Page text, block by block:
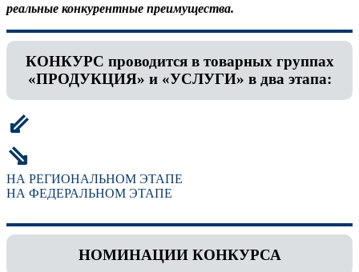
реальные конкурентные преимущества.
КОНКУРС проводится в товарных группах
«ПРОДУКЦИЯ» и «УСЛУГИ» в два этапа:
⇙
⇘
НА РЕГИОНАЛЬНОМ ЭТАПЕ
НА ФЕДЕРАЛЬНОМ ЭТАПЕ
НОМИНАЦИИ КОНКУРСА